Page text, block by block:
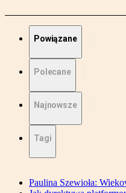
Powiązane
Polecane
Najnowsze
Tagi
Paulina Szewioła: